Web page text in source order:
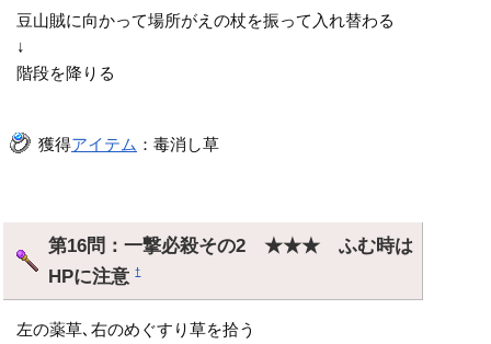
豆山賊に向かって場所がえの杖を振って入れ替わる
↓
階段を降りる
獲得アイテム ：毒消し草
第16問：一撃必殺その2 ★★★ ふむ時は
HPに注意†
左の薬草､右のめぐすり草を拾う